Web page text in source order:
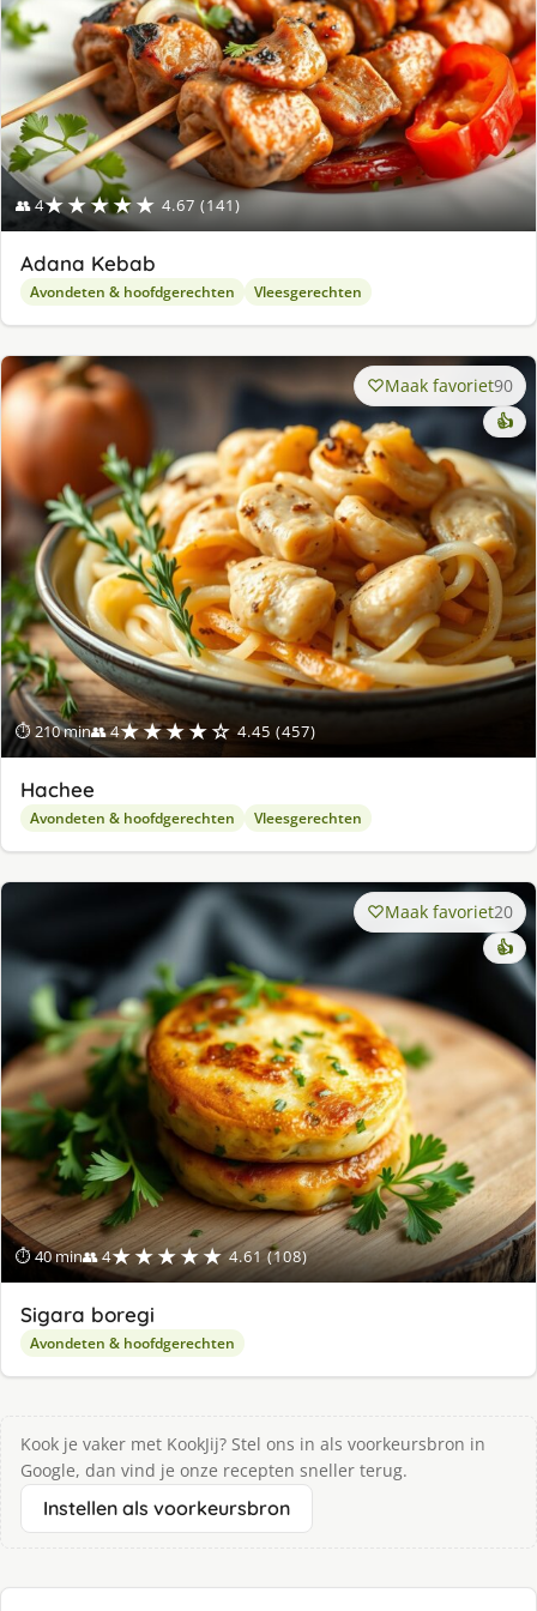
👥 4★★★★★ 4.67 (141)
Adana Kebab
Avondeten & hoofdgerechten Vleesgerechten
⏱ 210 min👥 4★★★★☆ 4.45 (457)
Maak favoriet90
👍
Hachee
Avondeten & hoofdgerechten Vleesgerechten
⏱ 40 min👥 4★★★★★ 4.61 (108)
Maak favoriet20
👍
Sigara boregi
Avondeten & hoofdgerechten
Kook je vaker met KookJij? Stel ons in als voorkeursbron in
Google, dan vind je onze recepten sneller terug.
Instellen als voorkeursbron